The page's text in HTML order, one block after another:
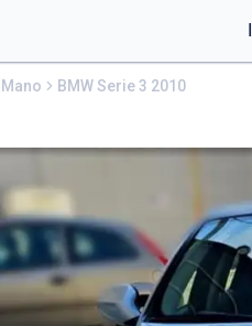
BMW Serie 3 2010